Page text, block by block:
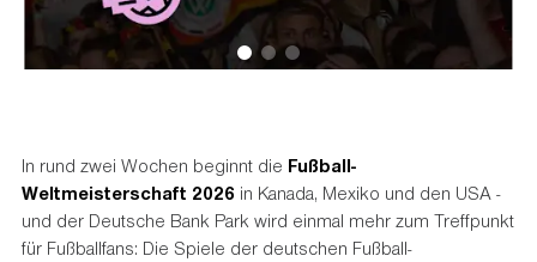
In rund zwei Wochen beginnt die Fußball-
Weltmeisterschaft 2026 in Kanada, Mexiko und den USA -
und der Deutsche Bank Park wird einmal mehr zum Treffpunkt
für Fußballfans: Die Spiele der deutschen Fußball-